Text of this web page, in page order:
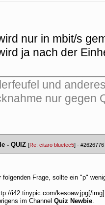
nur in mbit/s
ja nach der
und
nur gegen
- QUIZ [Re: citaro bluetec5] - #2626776
folgenden Frage, sollte ein "p"
i42.tinypic.com/kesoaw.jpg[/img]
im Channel Quiz Newbie.